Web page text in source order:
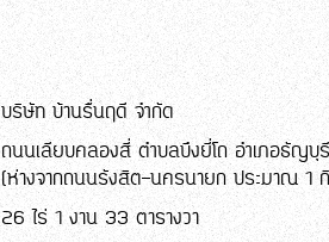
บริษัท บ้านรื่นฤดี จำกัด
ถนนเลียบคลองสี่ ตำบลบึงยี่โถ อำเภอธัญบุ
(ห่างจากถนนรังสิต-นครนายก ประมาณ 1 กิ
26 ไร่ 1 งาน 33 ตารางวา